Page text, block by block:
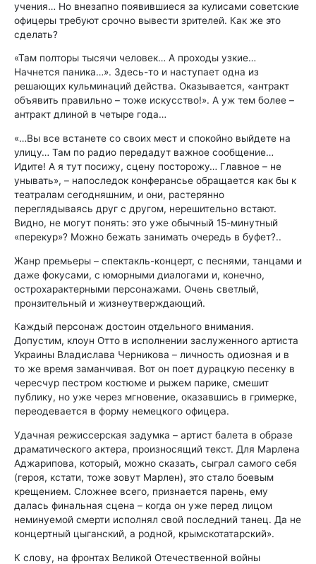
учения… Но внезапно появившиеся за кулисами советские
офицеры требуют срочно вывести зрителей. Как же это
сделать?
«Там полторы тысячи человек… А проходы узкие…
Начнется паника…». Здесь-то и наступает одна из
решающих кульминаций действа. Оказывается, «антракт
объявить правильно – тоже искусство!». А уж тем более –
антракт длиной в четыре года…
«…Вы все встанете со своих мест и спокойно выйдете на
улицу… Там по радио передадут важное сообщение…
Идите! А я тут посижу, сцену посторожу… Главное – не
унывать», – напоследок конферансье обращается как бы к
театралам сегодняшним, и они, растерянно
переглядываясь друг с другом, нерешительно встают.
Видно, не могут понять: это уже обычный 15-минутный
«перекур»? Можно бежать занимать очередь в буфет?..
Жанр премьеры – спектакль-концерт, с песнями, танцами и
даже фокусами, с юморными диалогами и, конечно,
острохарактерными персонажами. Очень светлый,
пронзительный и жизнеутверждающий.
Каждый персонаж достоин отдельного внимания.
Допустим, клоун Отто в исполнении заслуженного артиста
Украины Владислава Черникова – личность одиозная и в
то же время заманчивая. Вот он поет дурацкую песенку в
чересчур пестром костюме и рыжем парике, смешит
публику, но уже через мгновение, оказавшись в гримерке,
переодевается в форму немецкого офицера.
Удачная режиссерская задумка – артист балета в образе
драматического актера, произносящий текст. Для Марлена
Аджарипова, который, можно сказать, сыграл самого себя
(героя, кстати, тоже зовут Марлен), это стало боевым
крещением. Сложнее всего, признается парень, ему
далась финальная сцена – когда он уже перед лицом
неминуемой смерти исполнял свой последний танец. Да не
концертный цыганский, а родной, крымскотатарский».
К слову, на фронтах Великой Отечественной войны